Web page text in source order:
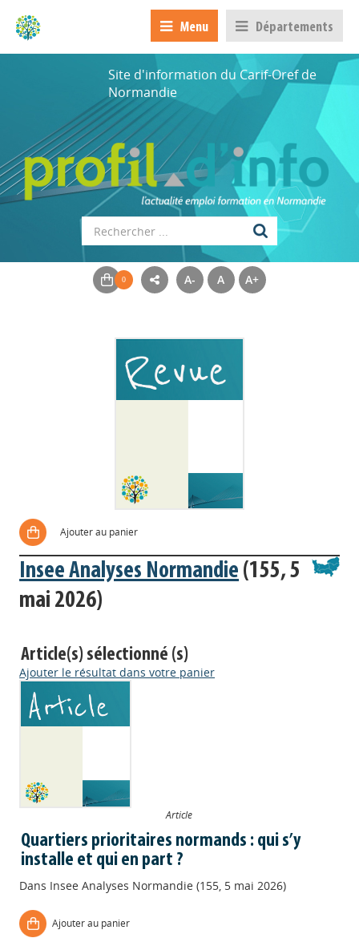
Menu Départements
Site d'information du Carif-Oref de
Normandie
A- A A+
Ajouter au panier
Insee Analyses Normandie (155, 5
mai 2026)
Article(s) sélectionné (s)
Ajouter le résultat dans votre panier
Article
Quartiers prioritaires normands : qui s’y
installe et qui en part ?
Dans Insee Analyses Normandie (155, 5 mai 2026)
Ajouter au panier